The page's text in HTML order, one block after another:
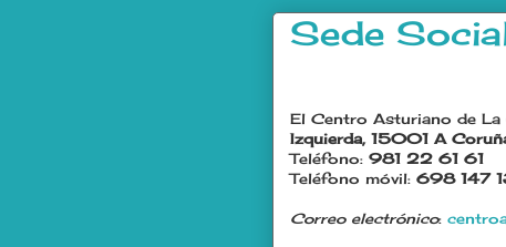
Sede
El Centro Asturiano de La
Izquierda, 15001 A
Teléfono: 981 22 61 61
Teléfono móvil: 698 147
Correo electrónico: